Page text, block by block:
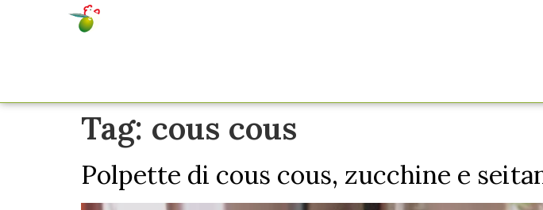
Tag: cous cous
Polpette di cous cous, zucchine e